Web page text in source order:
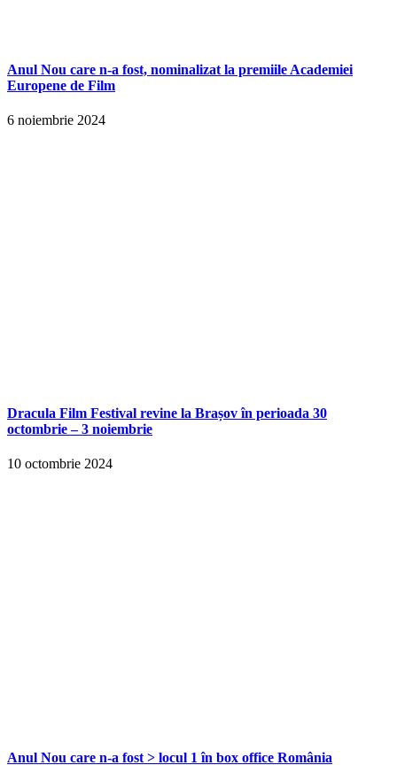
Anul Nou care n-a fost, nominalizat la premiile Academiei
Europene de Film
6 noiembrie 2024
Dracula Film Festival revine la Brașov în perioada 30
octombrie – 3 noiembrie
10 octombrie 2024
Anul Nou care n-a fost > locul 1 în box office România